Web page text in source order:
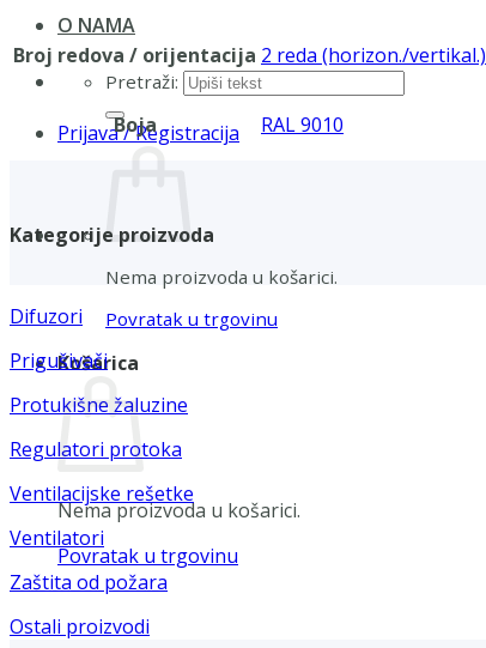
O NAMA
Pretraži:
Prijava / Registracija
Nema proizvoda u košarici.
Povratak u trgovinu
Košarica
Nema proizvoda u košarici.
Povratak u trgovinu
Broj redova / orijentacija 2 reda (horizon./vertikal.)
Boja RAL 9010
Kategorije proizvoda
Difuzori
Prigušivači
Protukišne žaluzine
Regulatori protoka
Ventilacijske rešetke
Ventilatori
Zaštita od požara
Ostali proizvodi